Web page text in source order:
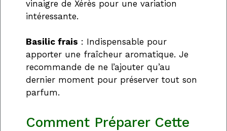
vinaigre de Xérès pour une variation
intéressante.
Basilic frais : Indispensable pour
apporter une fraîcheur aromatique. Je
recommande de ne l’ajouter qu’au
dernier moment pour préserver tout son
parfum.
Comment Préparer Cette